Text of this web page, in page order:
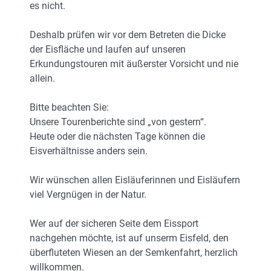
es nicht.
Deshalb prüfen wir vor dem Betreten die Dicke
der Eisfläche und laufen auf unseren
Erkundungstouren mit äußerster Vorsicht und nie
allein.
Bitte beachten Sie:
Unsere Tourenberichte sind „von gestern“.
Heute oder die nächsten Tage können die
Eisverhältnisse anders sein.
Wir wünschen allen Eisläuferinnen und Eisläufern
viel Vergnügen in der Natur.
Wer auf der sicheren Seite dem Eissport
nachgehen möchte, ist auf unserm Eisfeld, den
überfluteten Wiesen an der Semkenfahrt, herzlich
willkommen.